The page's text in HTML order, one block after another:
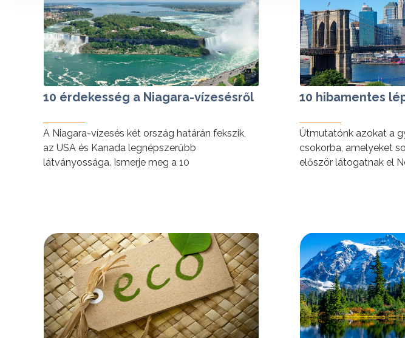
10 érdekesség a Niagara-vízesésről
A Niagara-vízesés két ország határán fekszik,
az USA és Kanada legnépszerűbb
látványossága. Ismerje meg a 10
10 hibamentes
Útmutatónk azokat a
csokorba, amelyeket
először látogatnak el